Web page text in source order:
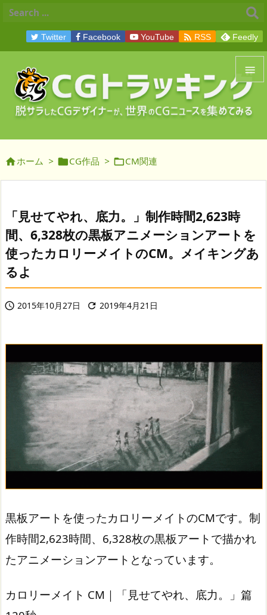


メニュ
前へ

検索
Twitter Facebook YouTube  RSS Feedly
ホーム > CG作品 > CM関連
「見せてやれ、底力。」制作時間2,623時
間、6­,328枚の黒板アニメーションアートを
使ったカロリーメイトのCM。メイキングあ
るよ
 2015年10月27日  2019年4月21日
黒板アートを使ったカロリーメイトのCMです。制
作時間2,623時間、6­,328枚の黒板アートで描かれ
たアニメーションアートとなっています。
カロリーメイト CM｜「見せてやれ、底力。」篇